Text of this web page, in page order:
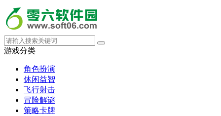
游戏分类
角色扮演
休闲益智
飞行射击
冒险解谜
策略卡牌